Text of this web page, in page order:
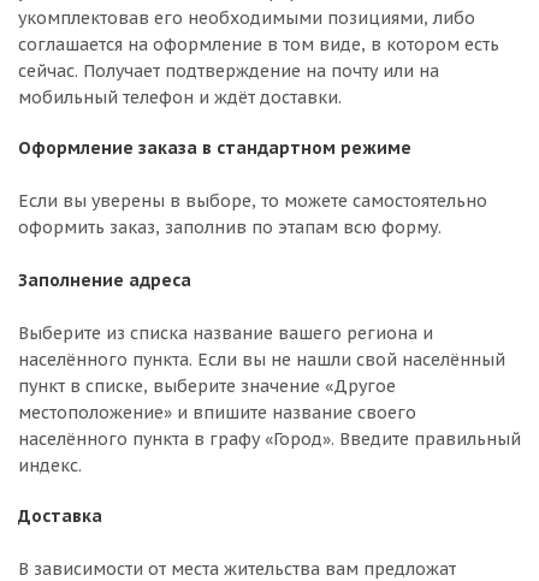
укомплектовав его необходимыми позициями, либо
соглашается на оформление в том виде, в котором есть
сейчас. Получает подтверждение на почту или на
мобильный телефон и ждёт доставки.
Оформление заказа в стандартном режиме
Если вы уверены в выборе, то можете самостоятельно
оформить заказ, заполнив по этапам всю форму.
Заполнение адреса
Выберите из списка название вашего региона и
населённого пункта. Если вы не нашли свой населённый
пункт в списке, выберите значение «Другое
местоположение» и впишите название своего
населённого пункта в графу «Город». Введите правильный
индекс.
Доставка
В зависимости от места жительства вам предложат